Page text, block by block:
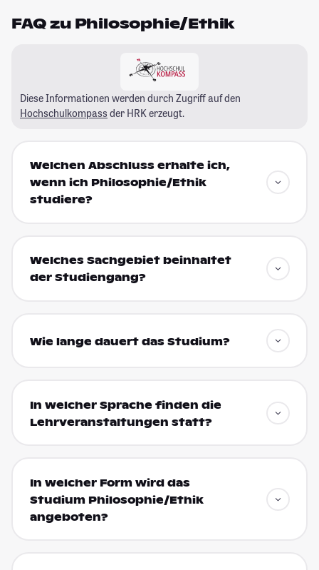
FAQ zu Philosophie/Ethik
Diese Informationen werden durch Zugriff auf den
Hochschulkompass der HRK erzeugt.
Welchen Abschluss erhalte ich,
wenn ich Philosophie/Ethik
studiere?
Welches Sachgebiet beinhaltet
der Studiengang?
Wie lange dauert das Studium?
In welcher Sprache finden die
Lehrveranstaltungen statt?
In welcher Form wird das
Studium Philosophie/Ethik
angeboten?